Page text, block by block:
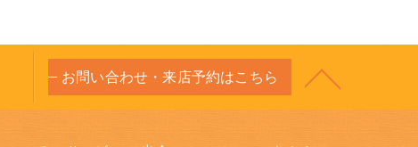
お問い合わせ・来店予約はこちら